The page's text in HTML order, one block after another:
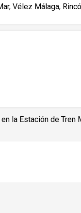
Vélez Málaga,
la Estación de